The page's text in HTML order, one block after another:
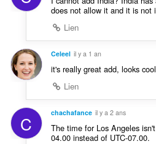
does not allow it and it is not
Lien
Celeel il y a 1 an
it's really great add, looks cool
Lien
C chachafance il y a 2 ans
The time for Los Angeles
04.00 instead of UTC-07.00.